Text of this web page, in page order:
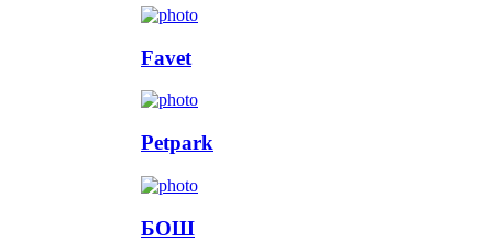
Favet
Petpark
БОШ